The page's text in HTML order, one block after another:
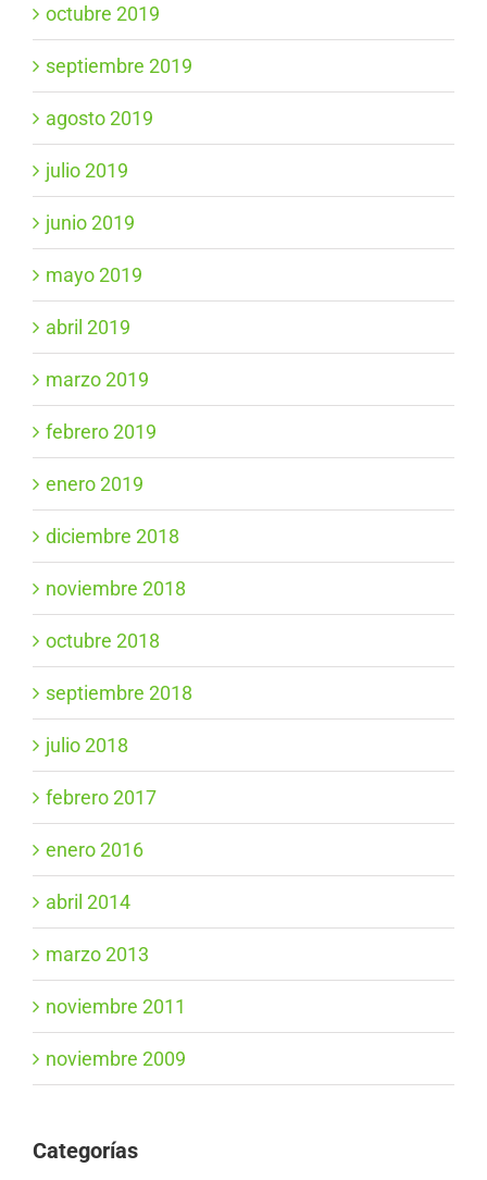
octubre 2019
septiembre 2019
agosto 2019
julio 2019
junio 2019
mayo 2019
abril 2019
marzo 2019
febrero 2019
enero 2019
diciembre 2018
noviembre 2018
octubre 2018
septiembre 2018
julio 2018
febrero 2017
enero 2016
abril 2014
marzo 2013
noviembre 2011
noviembre 2009
Categorías